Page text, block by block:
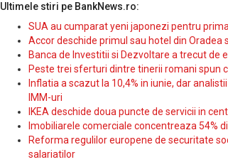
Ultimele stiri pe BankNews.ro:
SUA au cumparat yeni japonezi pentru
Accor deschide primul sau hotel din Oradea
Banca de Investitii si Dezvoltare a trecut de
Peste trei sferturi dintre tinerii romani spun
Inflatia a scazut la 10,4% in iunie, dar
IMM-uri
IKEA deschide doua puncte de servicii in
Imobiliarele comerciale concentreaza 54%
Reforma regulilor europene de securitate
salariatilor